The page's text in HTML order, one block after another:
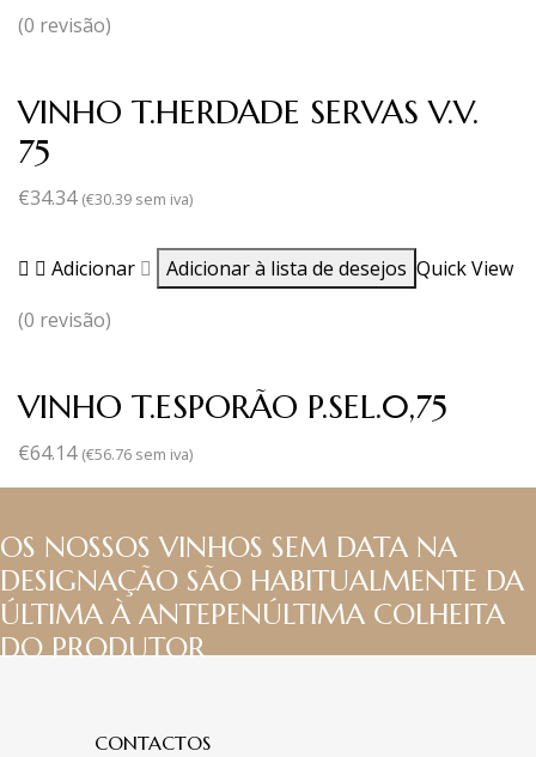
(0 revisão)
VINHO T.HERDADE SERVAS V.V.
75
€34.34 (€30.39 sem iva)
Adicionar Adicionar à lista de desejos Quick View
(0 revisão)
VINHO T.ESPORÃO P.SEL.0,75
€64.14 (€56.76 sem iva)
OS NOSSOS VINHOS SEM DATA NA
DESIGNAÇÃO SÃO HABITUALMENTE DA
ÚLTIMA À ANTEPENÚLTIMA COLHEITA
DO PRODUTOR
CONTACTOS